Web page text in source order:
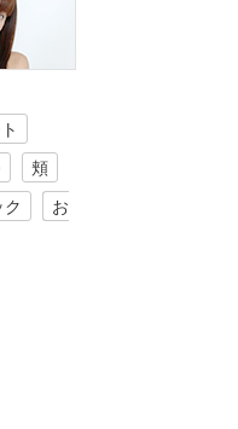
頬
ク
お